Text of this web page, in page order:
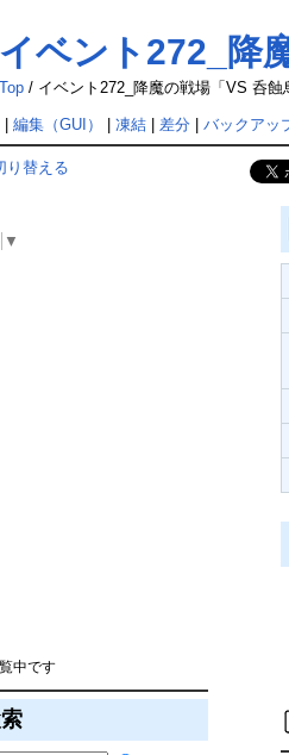
イベント272_降
Top/ イベント272_降魔の戦場「VS 呑蝕
| 編集（GUI） 凍結| 差分| バックアッ
り替える
▼
中です